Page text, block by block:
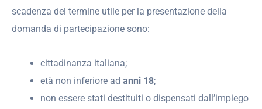
scadenza del termine utile per la presentazione della
domanda di partecipazione sono:
cittadinanza italiana;
età non inferiore adanni 18;
non essere stati destituiti o dispensati dall’impiego